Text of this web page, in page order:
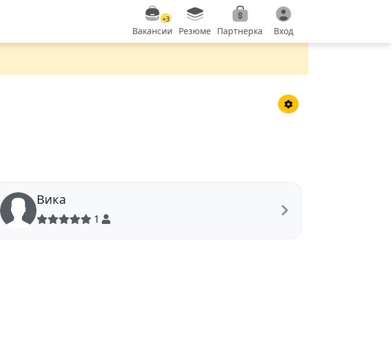
+3
Вакансии Резюме Партнерка Вход
Вика
1